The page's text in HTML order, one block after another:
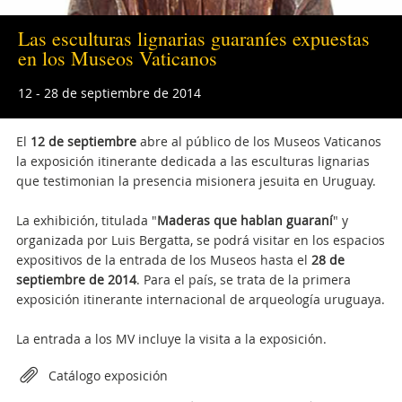
Las esculturas lignarias guaraníes expuestas
en los Museos Vaticanos
12 - 28 de septiembre de 2014
El 12 de septiembreabre al público de los Museos Vaticanos
la exposición itinerante dedicada a las esculturas lignarias
que testimonian la presencia misionera jesuita en Uruguay.
La exhibición, titulada "Maderas que hablan guaraní" y
organizada por Luis Bergatta, se podrá visitar en los espacios
expositivos de la entrada de los Museos hasta el 28 de
septiembre de 2014. Para el país, se trata de la primera
exposición itinerante internacional de arqueología uruguaya.
La entrada a los MV incluye la visita a la exposición.
Attachments
Catálogo exposición